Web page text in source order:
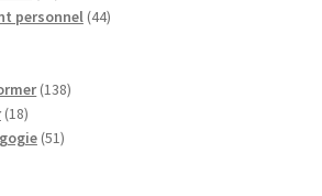
produits
personnel 4444
138138
1818
produits
5151